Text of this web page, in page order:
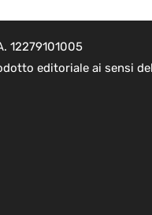
12279101005
editoriale ai sensi